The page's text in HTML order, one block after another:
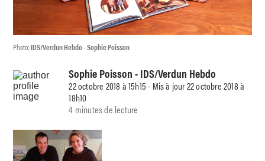
Photo:IDS/Verdun Hebdo - Sophie Poisson
Sophie Poisson- IDS/Verdun Hebdo
22 octobre 2018 à 15h15 - Mis à jour 22 octobre 2018 à
18h10
4 minutes de lecture